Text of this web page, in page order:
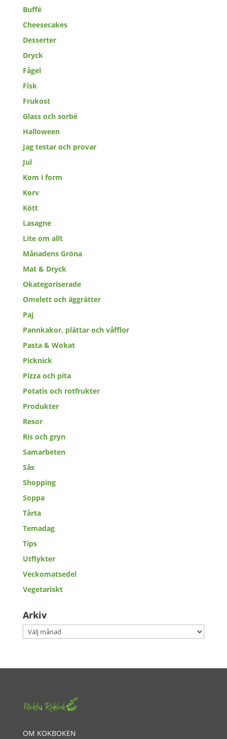
Buffé
Cheesecakes
Desserter
Dryck
Fågel
Fisk
Frukost
Glass och sorbé
Halloween
Jag testar och provar
Jul
Kom i form
Korv
Kött
Lasagne
Lite om allt
Månadens Gröna
Mat & Dryck
Okategoriserade
Omelett och äggrätter
Paj
Pannkakor, plättar och våfflor
Pasta & Wokat
Picknick
Pizza och pita
Potatis och rotfrukter
Produkter
Resor
Ris och gryn
Samarbeten
Sås
Shopping
Soppa
Tårta
Temadag
Tips
Utflykter
Veckomatsedel
Vegetariskt
Arkiv
Arkiv
OM KOKBOKEN